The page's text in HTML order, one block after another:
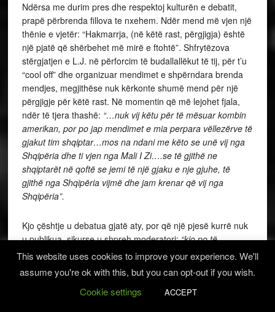
Ndërsa me durim pres dhe respektoj kulturën e debatit,
prapë përbrenda fillova te nxehem. Ndër mend më vjen një
thënie e vjetër: “Hakmarrja, (në këtë rast, përgjigja) është
një pjatë që shërbehet më mirë e ftohtë”. Shfrytëzova
stërgjatjen e L.J. në përforcim të budallallëkut të tij, për t’u
“cool off” dhe organizuar mendimet e shpërndara brenda
mendjes, megjithëse nuk kërkonte shumë mend për një
përgjigje për këtë rast. Në momentin që më lejohet fjala,
ndër të tjera thashë: “…nuk vij këtu për të mësuar kombin
amerikan, por po jap mendimet e mia perpara vëllezërve të
gjakut tim shqiptar…mos na ndani me këto se unë vij nga
Shqipëria dhe ti vjen nga Mali I Zi….se të gjithë ne
shqiptarët në qoftë se jemi të një gjaku e nje gjuhe, të
gjithë nga Shqipëria vijmë dhe jam krenar që vij nga
Shqipëria”.
Kjo çështje u debatua gjatë aty, por që një pjesë kurrë nuk
u publikua, sikurse u shpreh moderatori:“kjo po të
publikohet e dëmton L.J.”. Por implikimi i njëanshëm i
moderatorit G.V. nuk mbaron aty prandaj do të trajtohet
veçmas më vonë.
This website uses cookies to improve your experience. We'll
assume you're ok with this, but you can opt-out if you wish.
Cookie settings
ACCEPT